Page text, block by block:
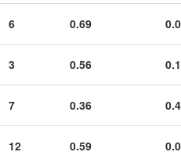
6 0.69
3 0.56
7 0.36
12 0.59